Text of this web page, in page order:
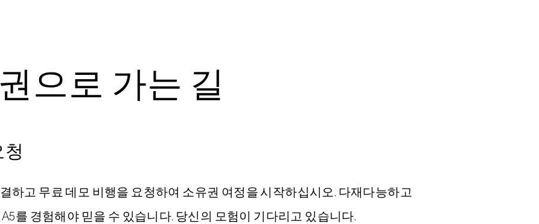
으로 가는 길
하고 무료 데모 비행을 요청하여 소유권 여정을 시작하십시오. 다재다능하고
를 경험해야 믿을 수 있습니다. 당신의 모험이 기다리고 있습니다.